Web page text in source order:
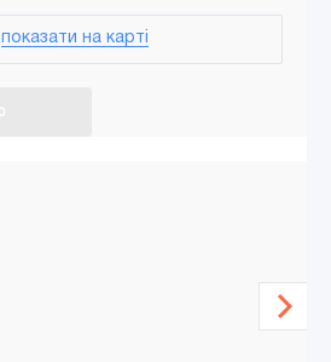
показати на карті